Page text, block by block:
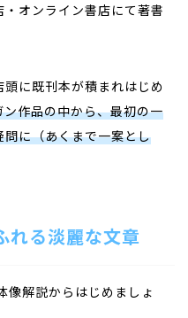
オンライン書店にて著書
に既刊本が積まれはじめ
ン作品の中から、最初の一
に（あくまで一案とし
れる淡麗な文章
像解説からはじめましょ